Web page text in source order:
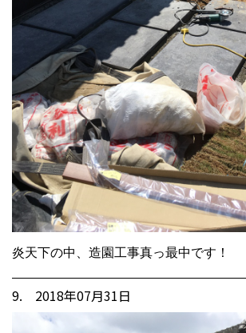
炎天下の中、造園工事真っ最中です！
9. 2018年07月31日